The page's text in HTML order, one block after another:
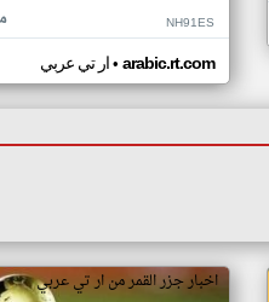
NH91ES
ار تي عربي• arabic.rt.com
اخبار جزر القمر من ار تي عربي